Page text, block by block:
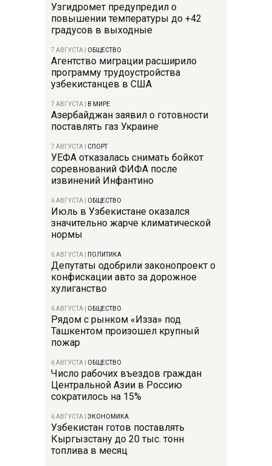
Узгидромет предупредил о
повышении температуры до +42
градусов в выходные
7 АВГУСТА ОБЩЕСТВО
Агентство миграции расширило
программу трудоустройства
узбекистанцев в США
7 АВГУСТА В МИРЕ
Азербайджан заявил о готовности
поставлять газ Украине
7 АВГУСТА СПОРТ
УЕФА отказалась снимать бойкот
соревнований ФИФА после
извинений Инфантино
6 АВГУСТА ОБЩЕСТВО
Июль в Узбекистане оказался
значительно жарче климатической
нормы
6 АВГУСТА ПОЛИТИКА
Депутаты одобрили законопроект о
конфискации авто за дорожное
хулиганство
6 АВГУСТА ОБЩЕСТВО
Рядом с рынком «Изза» под
Ташкентом произошел крупный
пожар
6 АВГУСТА ОБЩЕСТВО
Число рабочих въездов граждан
Центральной Азии в Россию
сократилось на 15%
6 АВГУСТА ЭКОНОМИКА
Узбекистан готов поставлять
Кыргызстану до 20 тыс. тонн
топлива в месяц